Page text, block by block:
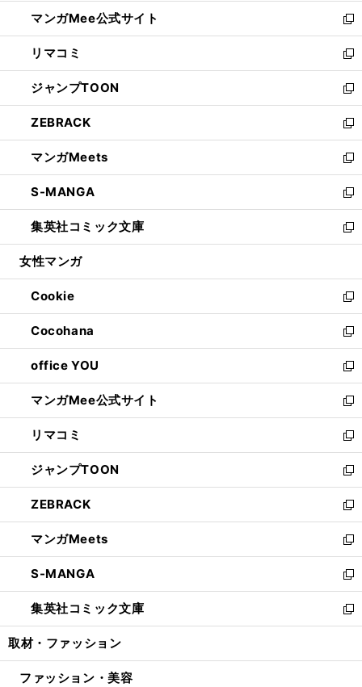
く
ン
ド
ウ
で
開
く
ウ
ィ
ン
ド
ウ
で
開
く
し
い
ウ
ィ
ン
ド
ウ
で
開
く
マンガMee公式サイト
新
し
い
ウ
ィ
ン
ド
ウ
で
開
く
リマコミ
新
し
い
ウ
ィ
ン
ド
ウ
で
開
く
ジャンプTOON
新
し
い
ウ
ィ
ン
ド
ウ
で
開
ZEBRACK
新
し
い
ウ
ィ
ン
ド
ウ
開
く
マンガMeets
新
し
い
ウ
ィ
ン
ウ
で
開
く
S-MANGA
新
し
い
ウ
ン
ド
ウ
で
開
く
集英社コミック文庫
新
し
ウ
ィ
ン
ド
ウ
で
開
く
女性マンガ
Cookie
新
し
い
ウ
ィ
ン
ド
ウ
で
開
く
Cocohana
新
し
い
ウ
ィ
ン
ド
ウ
で
開
く
office YOU
新
し
い
ウ
ィ
ン
ド
ウ
で
開
く
マンガMee公式サイト
新
し
い
ウ
ィ
ン
ド
ウ
で
開
く
リマコミ
新
し
い
ウ
ィ
ン
ド
ウ
で
開
く
ジャンプTOON
新
し
い
ウ
ィ
ン
ド
ウ
で
開
ZEBRACK
新
し
い
ウ
ィ
ン
ド
ウ
開
マンガMeets
新
し
い
ウ
ィ
ン
ウ
S-MANGA
新
し
い
ウ
ン
集英社コミック文庫
新
し
ウ
取材・ファッション
ファッション・美容